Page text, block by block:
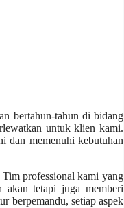
bertahun-tahun di bidang
untuk klien kami.
dan memenuhi kebutuhan
professional kami yang
akan tetapi juga memberi
berpemandu, setiap aspek